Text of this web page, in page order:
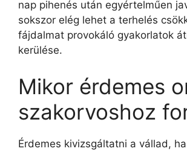
nap pihenés után egyértelműen
sokszor elég lehet a terhelés
fájdalmat provokáló gyakorlatok
kerülése.
Mikor érdemes
szakorvoshoz
Érdemes kivizsgáltatni a vállad,